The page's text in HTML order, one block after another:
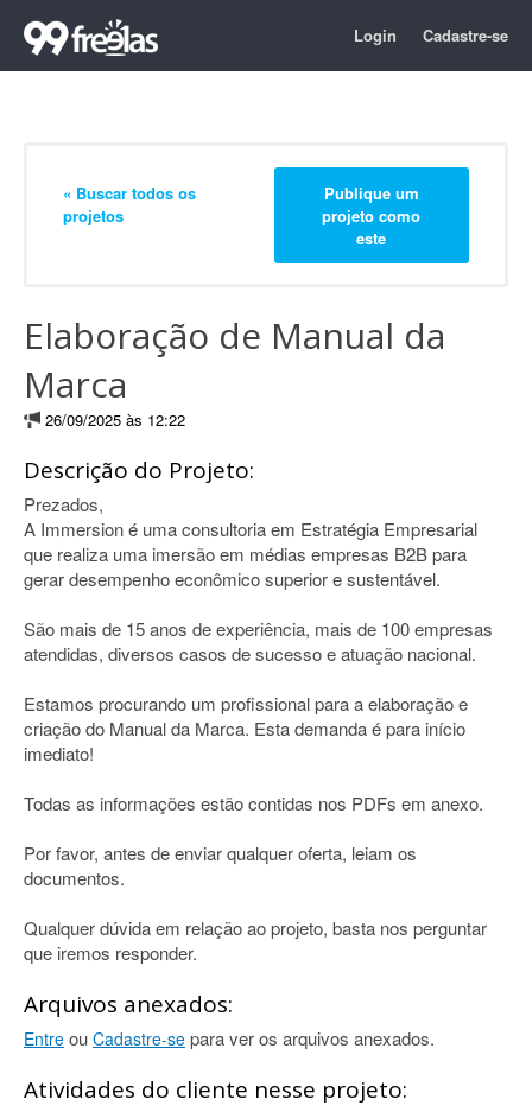
Login Cadastre-se
« Buscar todos os
projetos
Publique um
projeto como
este
Elaboração de Manual da
Marca
26/09/2025 às 12:22
Descrição do Projeto:
Prezados,
A Immersion é uma consultoria em Estratégia Empresarial
que realiza uma imersão em médias empresas B2B para
gerar desempenho econômico superior e sustentável.
São mais de 15 anos de experiência, mais de 100 empresas
atendidas, diversos casos de sucesso e atuação nacional.
Estamos procurando um profissional para a elaboração e
criação do Manual da Marca. Esta demanda é para início
imediato!
Todas as informações estão contidas nos PDFs em anexo.
Por favor, antes de enviar qualquer oferta, leiam os
documentos.
Qualquer dúvida em relação ao projeto, basta nos perguntar
que iremos responder.
Arquivos anexados:
Entre ou Cadastre-se para ver os arquivos anexados.
Atividades do cliente nesse projeto: